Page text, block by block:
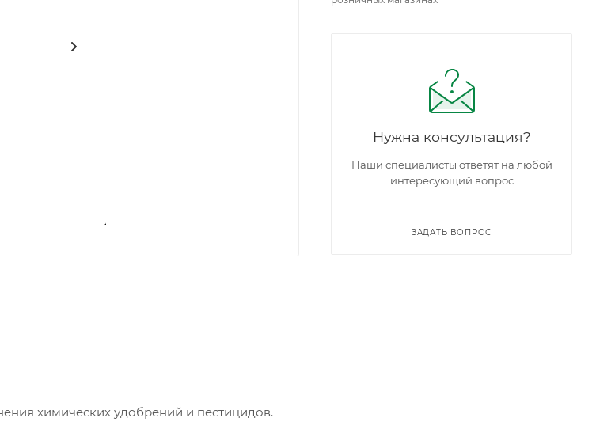
химических удобрений и пестицидов.
Нужна консультация?
Наши специалисты ответят на любой
интересующий вопрос
ЗАДАТЬ ВОПРОС